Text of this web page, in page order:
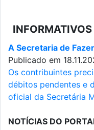
INFORMATIVOS
A Secretaria de
Publicado em
Os contribuintes
débitos pendentes e
oficial da Secretária
NOTÍCIAS DO